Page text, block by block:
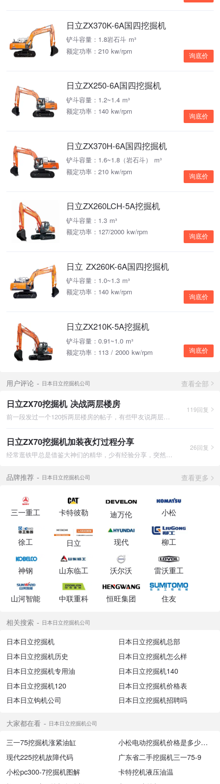
日立ZX370K-6A国四挖掘机
铲斗容量：1.8岩石斗 m³
额定功率：210 kw/rpm
询底价
日立ZX250-6A国四挖掘机
铲斗容量：1.2~1.4 m³
额定功率：140 kw/rpm
询底价
日立ZX370H-6A国四挖掘机
铲斗容量：1.6~1.8（岩石斗） m³
额定功率：210 kw/rpm
询底价
日立ZX260LCH-5A挖掘机
铲斗容量：1.3 m³
额定功率：127/2000 kw/rpm
询底价
日立 ZX260K-6A国四挖掘机
铲斗容量：1.0~1.3 m³
额定功率：140 kw/rpm
询底价
日立ZX210K-5A挖掘机
铲斗容量：0.91~1.0 m³
额定功率：113 / 2000 kw/rpm
询底价
用户评论 日本日立挖掘机公司 查看全部
日立ZX70挖掘机 决战两层楼房
前一段发过一个120拆两层楼房的帖子，有些甲友说两层房子70机完
119回复
日立ZX70挖掘机加装夜灯过程分享
经常逛铁甲总是借鉴大神们的精华，少有经验分享，突然觉得我很闷
26回复
品牌推荐 日本日立挖掘机公司 查看更多
三一重工 卡特彼勒 迪万伦 小松
徐工 日立 现代 柳工
神钢 山东临工 沃尔沃 雷沃重工
山河智能 中联重科 恒旺集团 住友
相关搜索 日本日立挖掘机公司
日本日立挖掘机
日本日立挖掘机总部
日本日立挖掘机历史
日本日立挖掘机怎么样
日本日立挖掘机专用油
日本日立挖掘机140
日本日立挖掘机120
日本日立挖掘机价格表
日本日立钩机公司
日本日立挖掘机招聘吗
大家都在看 日本日立挖掘机公司
三一75挖掘机涨紧油缸
小松电动挖掘机价格是多少钱一台
现代225挖机故障代码
广东省二手挖掘机三一75-9
小松pc300-7挖掘机图解
卡特挖机液压油温